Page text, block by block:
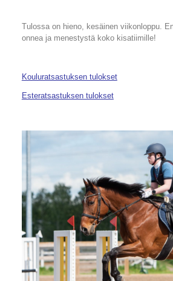
Tulossa on hieno, kesäinen viikonloppu.
onnea ja menestystä koko kisatiimille!
Kouluratsastuksen tulokset
Esteratsastuksen tulokset